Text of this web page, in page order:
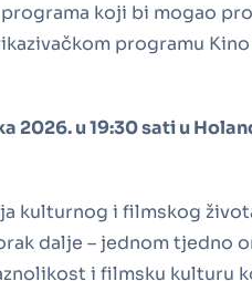
koji bi mogao
programu
2026. u 19:30 sati u
kulturnog i filmskog
dalje – jednom tjedno
i filmsku kulturu